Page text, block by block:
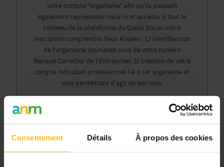
Consentement Détails À propos des cookies
votre compte "organisme" afin qu'ils puissent
également représenter celui-ci et accéder à tout le
contenu de la plateforme du Guide Social.Votre
inscription comprendra deux étapes : 1/ identifiaction
de l'organisme (munissez-vous de votre numéro
Banque Carrefour de l'Entreprise) 2/ création de votre
compte individuel professionnel lié à cet organisme et
vous permettant d'agir en son nom.